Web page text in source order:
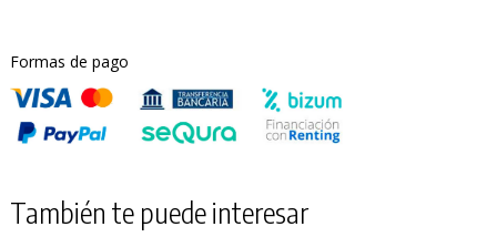
Formas de pago
También te puede interesar